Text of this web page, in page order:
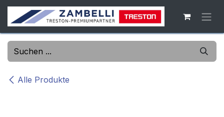
Zum Inhalt springen
Alle Produkte